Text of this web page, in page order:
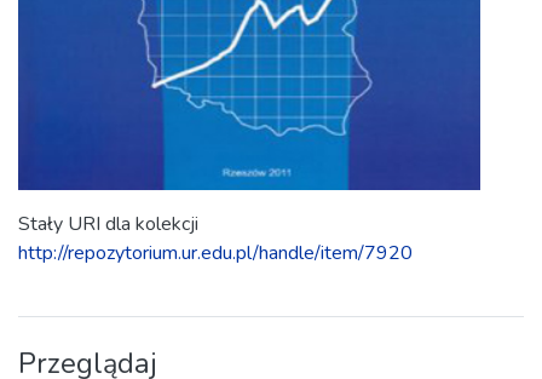
Stały URI dla kolekcji
http://repozytorium.ur.edu.pl/handle/item/7920
Przeglądaj